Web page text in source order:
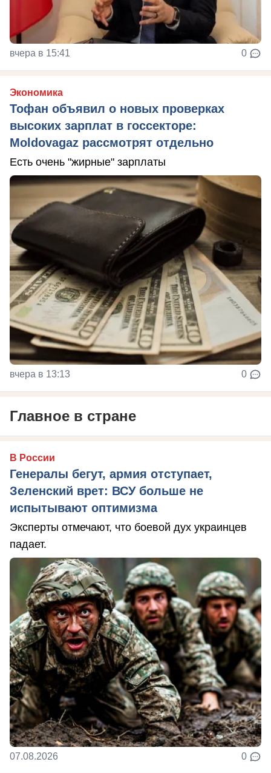
вчера в 15:41 0
Экономика
Тофан объявил о новых проверках
высоких зарплат в госсекторе:
Moldovagaz рассмотрят отдельно
Есть очень "жирные" зарплаты
вчера в 13:13 0
Главное в стране
В России
Генералы бегут, армия отступает,
Зеленский врет: ВСУ больше не
испытывают оптимизма
Эксперты отмечают, что боевой дух украинцев
падает.
07.08.2026 0